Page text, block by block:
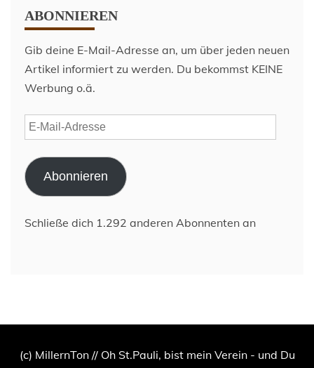
ABONNIEREN
Gib deine E-Mail-Adresse an, um über jeden neuen
Artikel informiert zu werden. Du bekommst KEINE
Werbung o.ä.
E-
Mail-
Adresse
Abonnieren
Schließe dich 1.292 anderen Abonnenten an
(c) MillernTon // Oh St.Pauli, bist mein Verein - und Du